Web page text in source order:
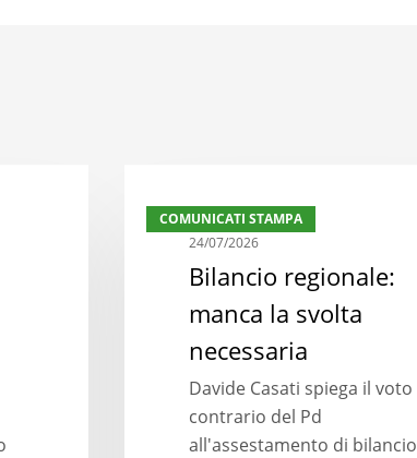
COMUNICATI STAMPA
regionale:
24/07/2026
Bilancio regionale:
manca la svolta
necessaria
Davide Casati spiega il voto
contrario del Pd
all'assestamento di bilancio